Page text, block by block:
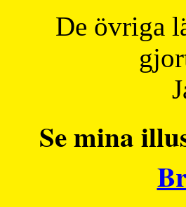
De övriga
Se mina